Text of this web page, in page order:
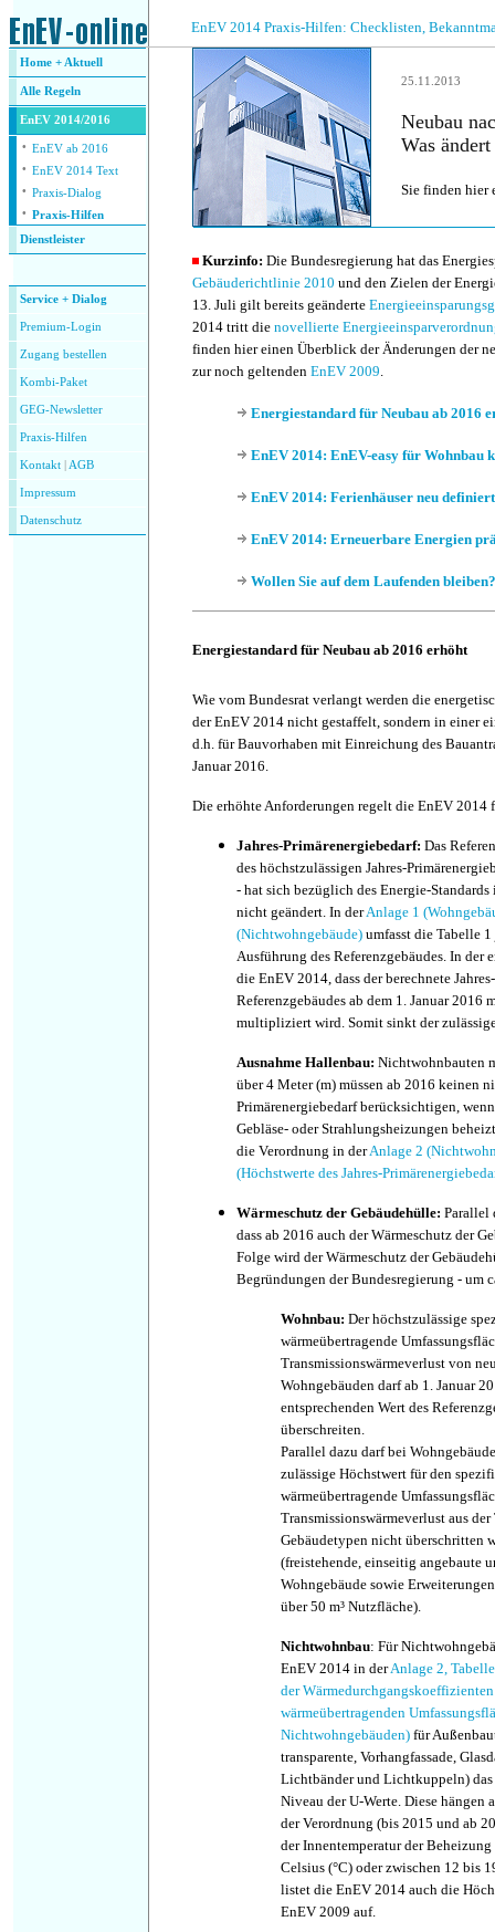
EnEV 2014 Praxis-Hilfen: Checklisten,
Home + Aktuell
Alle Regeln
EnEV 2014/2016
· EnEV ab 2016
· EnEV 2014 Text
· Praxis-Dialog
· Praxis-Hilfen
Dienstleister
Service + Dialog
Premium-Login
Zugang bestellen
Kombi-Paket
GEG-Newsletter
Praxis-Hilfen
Kontakt AGB
Impressum
Datenschutz
25.11.2013
Neubau
Was
Sie finden hier
Kurzinfo: Die Bundesregierung hat das
Gebäuderichtlinie 2010 und den Zielen der
13. Juli gilt bereits geänderte
2014 tritt die novellierte
finden hier einen Überblick der Änderungen der
zur noch geltenden EnEV 2009.
Energiestandard für Neubau ab 2016
EnEV 2014: EnEV-easy für Wohnbau
EnEV 2014: Ferienhäuser neu definiert
EnEV 2014: Erneuerbare Energien
Wollen Sie auf dem Laufenden bleiben?
Energiestandard für Neubau ab 2016 erhöht
Wie vom Bundesrat verlangt werden die
der EnEV 2014 nicht gestaffelt, sondern in einer
d.h. für Bauvorhaben mit Einreichung des
Januar 2016.
Die erhöhte Anforderungen regelt die EnEV 2014
Jahres-Primärenergiebedarf: Das
des höchstzulässigen Jahres-
- hat sich bezüglich des Energie-
nicht geändert. In derAnlage 1
(Nichtwohngebäude) umfasst die Tabelle
Ausführung des Referenzgebäudes. In der
die EnEV 2014, dass der berechnete
Referenzgebäudes ab dem 1. Januar 2016
multipliziert wird. Somit sinkt der
Ausnahme Hallenbau: Nichtwohnbauten
über 4 Meter (m) müssen ab 2016 keinen
Primärenergiebedarf berücksichtigen,
Gebläse- oder Strahlungsheizungen
die Verordnung in derAnlage 2
(Höchstwerte des Jahres-
Wärmeschutz der Gebäudehülle: Parallel
dass ab 2016 auch der Wärmeschutz der
Folge wird der Wärmeschutz der
Begründungen der Bundesregierung - um
Wohnbau: Der höchstzulässige
wärmeübertragende
Transmissionswärmeverlust von
Wohngebäuden darf ab 1. Januar
entsprechenden Wert des
überschreiten.
Parallel dazu darf bei
zulässige Höchstwert für den
wärmeübertragende
Transmissionswärmeverlust aus
Gebäudetypen nicht überschritten
(freistehende, einseitig angebaute
Wohngebäude sowie
über 50 m³ Nutzfläche).
Nichtwohnbau: Für
EnEV 2014 in derAnlage 2,
der
wärmeübertragenden
Nichtwohngebäuden) für
transparente, Vorhangfassade,
Lichtbänder und Lichtkuppeln) das
Niveau der U-Werte. Diese hängen
der Verordnung (bis 2015 und ab
der Innentemperatur der Beheizung
Celsius (°C) oder zwischen 12 bis
listet die EnEV 2014 auch die
EnEV 2009 auf.